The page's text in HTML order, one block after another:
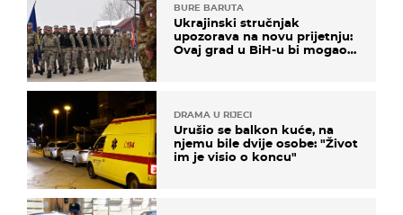
BURE BARUTA
Ukrajinski stručnjak
upozorava na novu prijetnju:
Ovaj grad u BiH-u bi mogao
DRAMA U RIJECI
Urušio se balkon kuće, na
njemu bile dvije osobe: "Život
im je visio o koncu"